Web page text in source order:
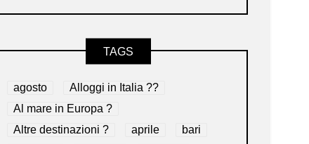
TAGS
agosto
Alloggi in Italia ??
Al mare in Europa ?️
Altre destinazioni ?
aprile
bari